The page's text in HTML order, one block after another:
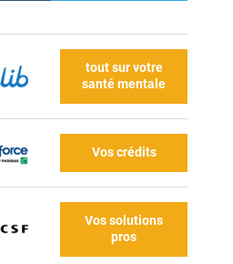
tout sur votre
santé mentale
Vos crédits
Vos solutions
pros